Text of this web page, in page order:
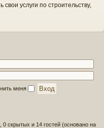
услуги по строительству,
меня
0 скрытых и 14 гостей (основано на